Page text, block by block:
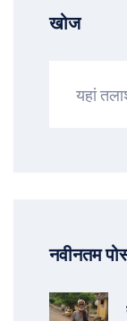
खोज
नवीनतम